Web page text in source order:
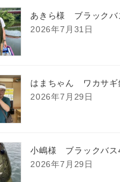
あきら様 ブラック
2026年7月31日
はまちゃん ワカサ
2026年7月29日
小嶋様 ブラックバ
2026年7月29日